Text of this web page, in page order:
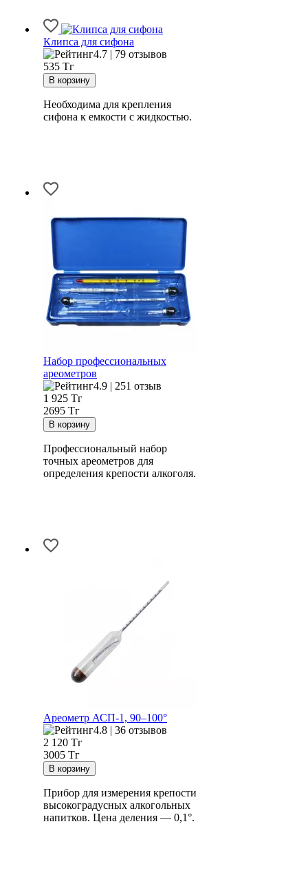
Клипса для сифона
4.7 | 79 отзывов
535 Тг
Необходима для крепления
сифона к емкости с жидкостью.
Набор профессиональных
ареометров
4.9 | 251 отзыв
1 925 Тг
2695 Тг
Профессиональный набор
точных ареометров для
определения крепости алкоголя.
Ареометр АСП-1, 90–100°
4.8 | 36 отзывов
2 120 Тг
3005 Тг
Прибор для измерения крепости
высокоградусных алкогольных
напитков. Цена деления — 0,1°.